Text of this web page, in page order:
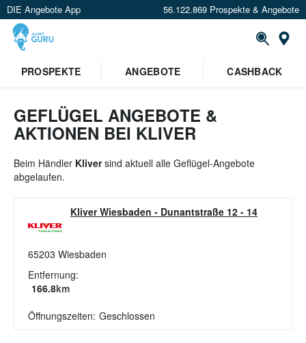
DIE Angebote App 56.122.869 Prospekte & Angebote
PROSPEKTE
ANGEBOTE CASHBACK
GEFLÜGEL ANGEBOTE &
AKTIONEN BEI KLIVER
Beim Händler Kliversind aktuell alle Geflügel-Angebote
abgelaufen.
Kliver Wiesbaden - Dunantstraße 12 - 14
65203 Wiesbaden
Entfernung:
166.8km
Öffnungszeiten: Geschlossen